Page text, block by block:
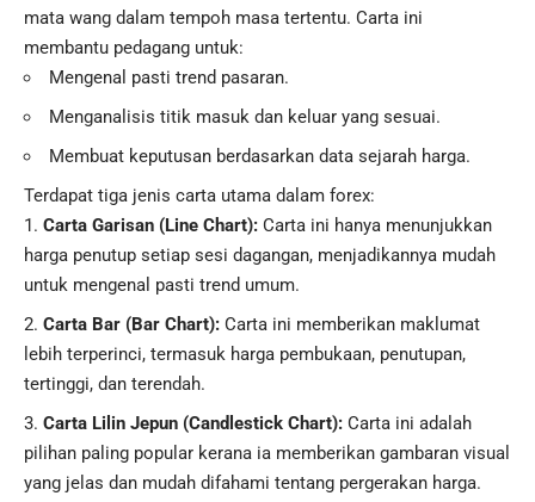
mata wang dalam tempoh masa tertentu. Carta ini
membantu pedagang untuk:
Mengenal pasti trend pasaran.
Menganalisis titik masuk dan keluar yang sesuai.
Membuat keputusan berdasarkan data sejarah harga.
Terdapat tiga jenis carta utama dalam forex:
Carta Garisan (Line Chart): Carta ini hanya menunjukkan
harga penutup setiap sesi dagangan, menjadikannya mudah
untuk mengenal pasti trend umum.
Carta Bar (Bar Chart): Carta ini memberikan maklumat
lebih terperinci, termasuk harga pembukaan, penutupan,
tertinggi, dan terendah.
Carta Lilin Jepun (Candlestick Chart): Carta ini adalah
pilihan paling popular kerana ia memberikan gambaran visual
yang jelas dan mudah difahami tentang pergerakan harga.